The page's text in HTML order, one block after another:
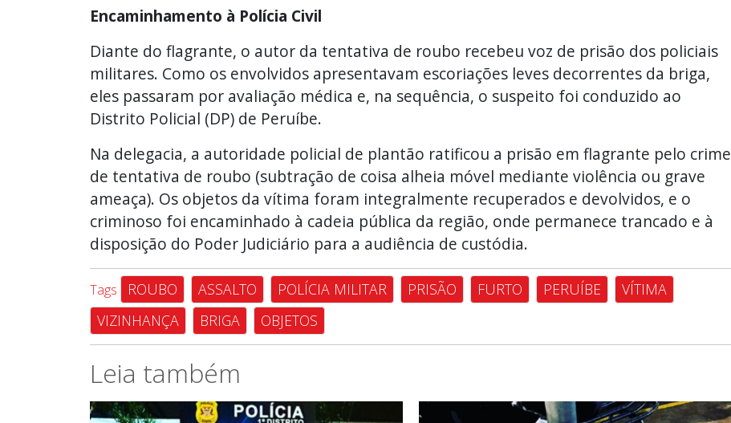
Encaminhamento à Polícia Civil
Diante do flagrante, o autor da tentativa de roubo recebeu voz de prisão dos policiais
militares. Como os envolvidos apresentavam escoriações leves decorrentes da briga,
eles passaram por avaliação médica e, na sequência, o suspeito foi conduzido ao
Distrito Policial (DP) de Peruíbe.
Na delegacia, a autoridade policial de plantão ratificou a prisão em flagrante pelo crime
de tentativa de roubo (subtração de coisa alheia móvel mediante violência ou grave
ameaça). Os objetos da vítima foram integralmente recuperados e devolvidos, e o
criminoso foi encaminhado à cadeia pública da região, onde permanece trancado e à
disposição do Poder Judiciário para a audiência de custódia.
Tags ROUBO ASSALTO POLÍCIA MILITAR PRISÃO FURTO PERUÍBE
VÍTIMA
VIZINHANÇA
BRIGA OBJETOS
Leia também